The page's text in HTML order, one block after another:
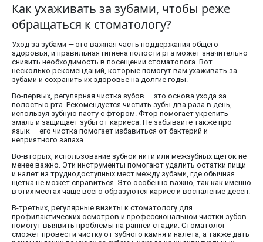
Как ухаживать за зубами, чтобы реже
обращаться к стоматологу?
Уход за зубами — это важная часть поддержания общего
здоровья, и правильная гигиена полости рта может значительно
снизить необходимость в посещении стоматолога. Вот
несколько рекомендаций, которые помогут вам ухаживать за
зубами и сохранить их здоровье на долгие годы.
Во-первых, регулярная чистка зубов — это основа ухода за
полостью рта. Рекомендуется чистить зубы два раза в день,
используя зубную пасту с фтором. Фтор помогает укрепить
эмаль и защищает зубы от кариеса. Не забывайте также про
язык — его чистка помогает избавиться от бактерий и
неприятного запаха.
Во-вторых, использование зубной нити или межзубных щеток не
менее важно. Эти инструменты помогают удалить остатки пищи
и налет из труднодоступных мест между зубами, где обычная
щетка не может справиться. Это особенно важно, так как именно
в этих местах чаще всего образуются кариес и воспаление десен.
В-третьих, регулярные визиты к стоматологу для
профилактических осмотров и профессиональной чистки зубов
помогут выявить проблемы на ранней стадии. Стоматолог
сможет провести чистку от зубного камня и налета, а также дать